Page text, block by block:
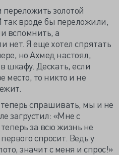
золотой
так вроде бы переложили,
вспомнить, а
нет. Я еще хотел спрятать
но Ахмед настоял,
шкафу. Дескать, если
то никто и не
спрашивать, мы и не
загрустил: «Мне с
за всю жизнь не
спросит. Ведь у
значит с меня и спрос!»